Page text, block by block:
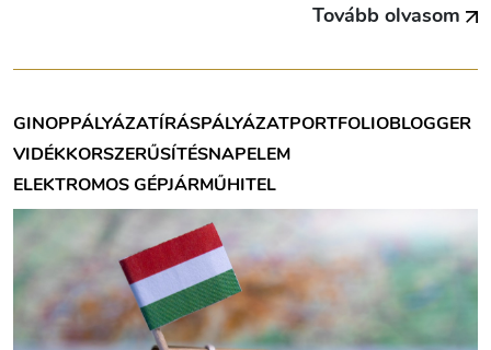
Tovább olvasom
GINOPPÁLYÁZATÍRÁSPÁLYÁZATPORTFOLIOBLOGGER
VIDÉKKORSZERŰSÍTÉSNAPELEM
ELEKTROMOS GÉPJÁRMŰHITEL